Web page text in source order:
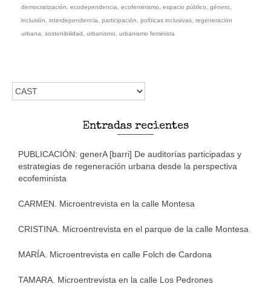
democratización
ecodependencia ecofeminismo espacio público género
inclusión
interdependencia participación políticas inclusivas regeneración
urbana
sostenibilidad urbanismo urbanismo feminista
Elegir
un
Entradas recientes
PUBLICACIÓN: generA [barri] De auditorías participadas y
estrategias de regeneración urbana desde la perspectiva
ecofeminista
CARMEN. Microentrevista en la calle Montesa
CRISTINA. Microentrevista en el parque de la calle Montesa
MARÍA. Microentrevista en calle Folch de Cardona
TAMARA. Microentrevista en la calle Los Pedrones